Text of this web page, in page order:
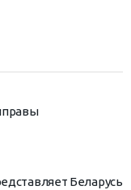
Беларусь